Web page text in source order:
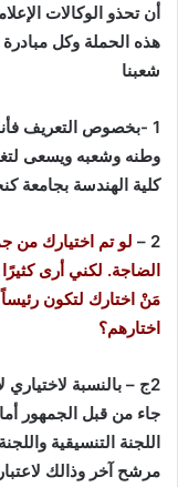
أن تحذو الوكالات
هذه الحملة وكل
شعبنا
1 -بخصوص التعريف
وطنه وشعبه ويسعى
كلية الهندسة بجامعة
2 –
لو تم اختيارك من
الضاجة. لكني أرى
مَنْ اختارك لتكون
اختارهم؟
2ج – بالنسبة
جاء من قبل الجمهور
اللجنة التنسيقية
مرشح آخر وذالك